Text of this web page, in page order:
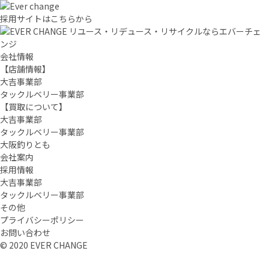
採用サイトはこちらから
リユース・リデュース・リサイクルならエバーチェ
ンジ
会社情報
【店舗情報】
大吉事業部
タックルベリー事業部
【買取について】
大吉事業部
タックルベリー事業部
大阪釣りとも
会社案内
採用情報
大吉事業部
タックルベリー事業部
その他
プライバシーポリシー
お問い合わせ
© 2020 EVER CHANGE